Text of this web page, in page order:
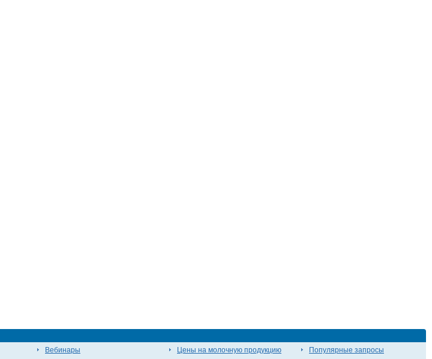
Вебинары
Цены на молочную продукцию
Популярные запросы